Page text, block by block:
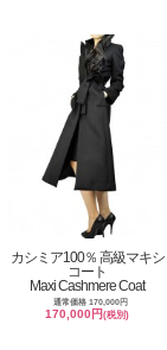
カシミア100％ 高級マキシ
コート
Maxi Cashmere Coat
通常価格 170,000円
170,000円(税別)